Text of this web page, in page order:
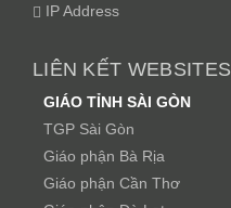
IP Address
LIÊN KẾT WEBSITES
GIÁO TỈNH SÀI GÒN
TGP Sài Gòn
Giáo phận Bà Rịa
Giáo phận Cần Thơ